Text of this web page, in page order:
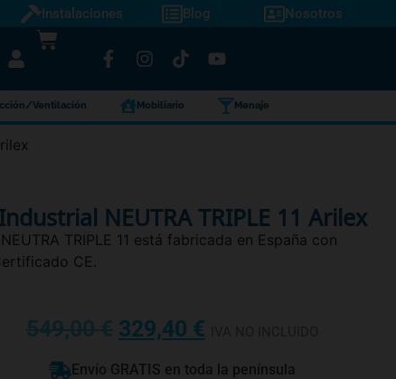
Instalaciones Blog Nosotros
Ventilación Mobiliario Menaje
NEUTRA TRIPLE 11 Arilex
TRIPLE 11 está fabricada en España con
CE.
549,00€ 329,40 €
Envío GRATIS en toda la península